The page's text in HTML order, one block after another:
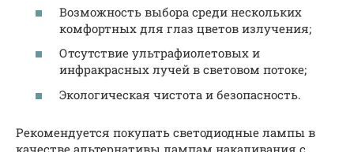
Возможность выбора среди нескольких
комфортных для глаз цветов излучения;
Отсутствие ультрафиолетовых и
инфракрасных лучей в световом потоке;
Экологическая чистота и безопасность.
Рекомендуется покупать светодиодные лампы в
качестве альтернативы лампам накаливания с